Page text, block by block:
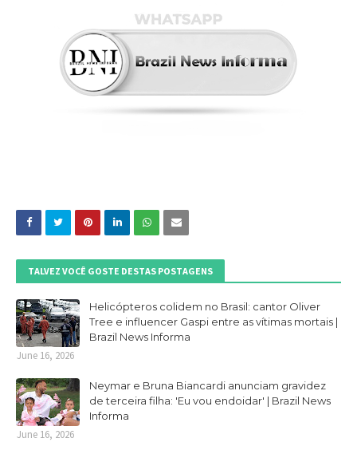
TALVEZ VOCÊ GOSTE DESTAS POSTAGENS
Helicópteros colidem no Brasil: cantor Oliver
Tree e influencer Gaspi entre as vítimas mortais |
Brazil News Informa
June 16, 2026
Neymar e Bruna Biancardi anunciam gravidez
de terceira filha: 'Eu vou endoidar' | Brazil News
Informa
June 16, 2026